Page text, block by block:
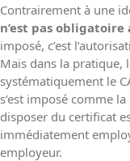
Contrairement à une
n’est pas
imposé, c’est
Mais dans la pratique,
systématiquement le
s’est imposé comme
disposer du certificat
immédiatement
employeur.